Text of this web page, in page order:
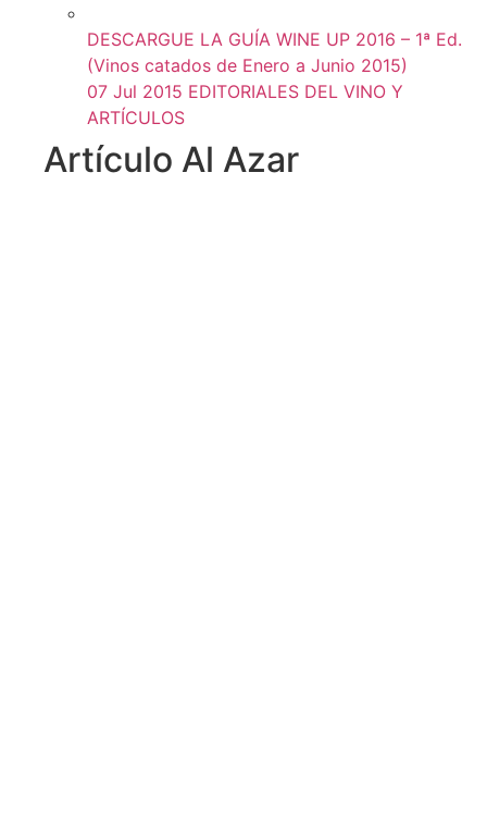
DESCARGUE LA GUÍA WINE UP 2016 – 1ª Ed.
(Vinos catados de Enero a Junio 2015)
07 Jul 2015 EDITORIALES DEL VINO Y
ARTÍCULOS
Artículo Al Azar